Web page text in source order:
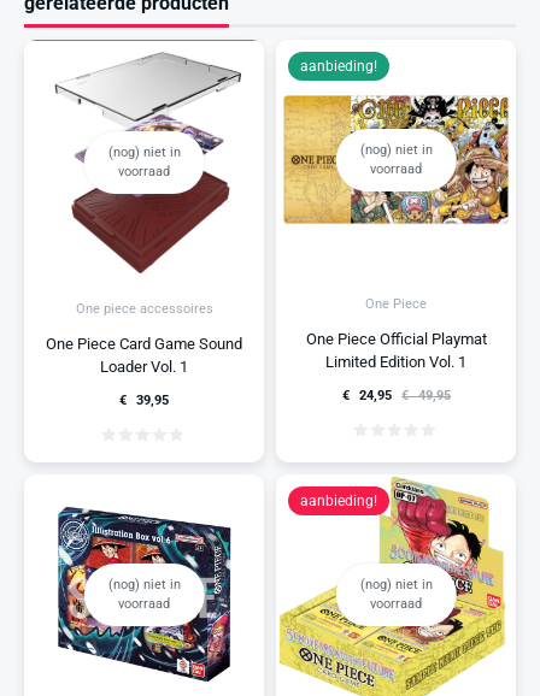
(nog) niet in
voorraad
One piece accessoires
One Piece Card Game Sound
Loader Vol. 1
€ 39,95
(nog) niet in
voorraad
One Piece
One Piece Official Playmat
Limited Edition Vol. 1
€ 49,95
€ 24,95
aanbieding!
(nog) niet in
voorraad
(nog) niet in
voorraad
aanbieding!